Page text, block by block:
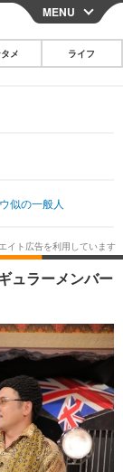
CLOSE
その他
・ドラマ
国・芸能
ポーツ
その他
グルメ
ッピング
MENU
メ ライフ
似の一般人
ュラーメンバー